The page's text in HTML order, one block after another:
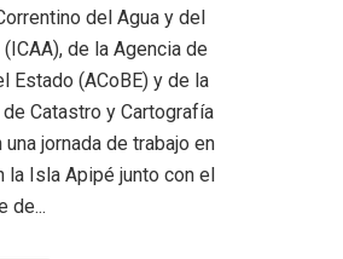
del Agua y del
de la Agencia de
Estado (ACoBE) y de la
de Catastro y Cartografía
jornada de trabajo en
la Isla Apipé junto con el
de...